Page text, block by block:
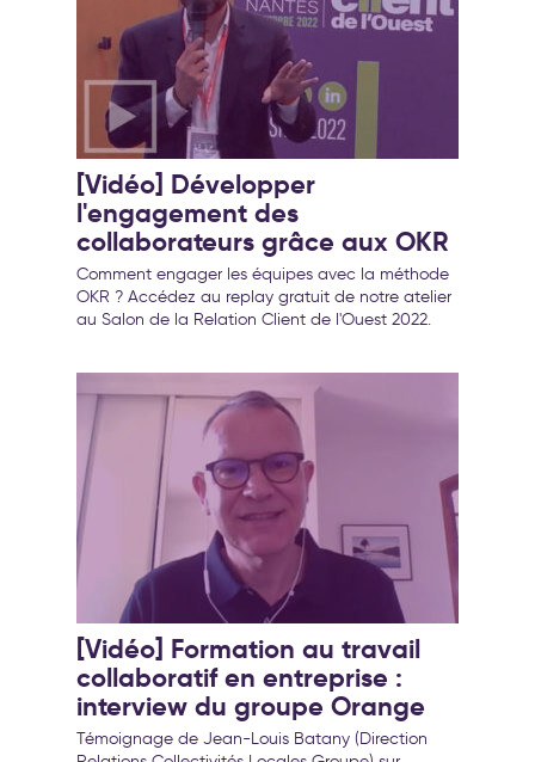
[Vidéo] Développer
l'engagement des
collaborateurs grâce aux OKR
Comment engager les équipes avec la méthode
OKR ? Accédez au replay gratuit de notre atelier
au Salon de la Relation Client de l'Ouest 2022.
[Vidéo] Formation au travail
collaboratif en entreprise :
interview du groupe Orange
Témoignage de Jean-Louis Batany (Direction